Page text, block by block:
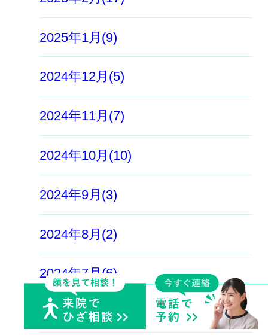
2025年1月(9)
2024年12月(5)
2024年11月(7)
2024年10月(10)
2024年9月(3)
2024年8月(2)
2024年7月(6)
2024年6月(15)